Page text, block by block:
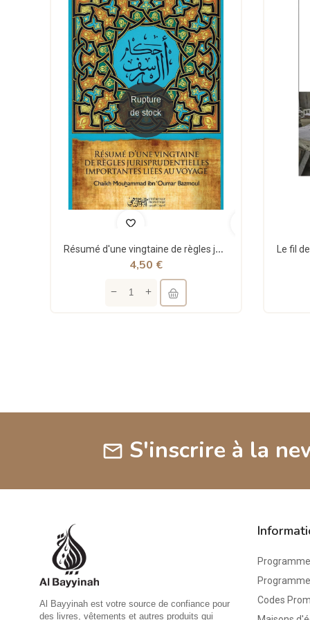
Rupture
de stock
Résumé d'une vingtaine de règles jurisprudentielles liées au voyage - Bazmoul - Héritage...
4,50 €
mail S'inscrire à la
Al Bayyinah est votre source de confiance pour
des livres, vêtements et autres produits qui
Codes